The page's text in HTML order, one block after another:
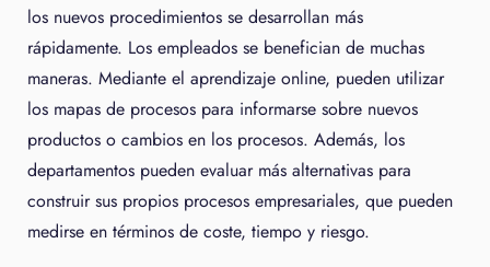
los nuevos procedimientos se desarrollan más
rápidamente. Los empleados se benefician de muchas
maneras. Mediante el aprendizaje online, pueden utilizar
los mapas de procesos para informarse sobre nuevos
productos o cambios en los procesos. Además, los
departamentos pueden evaluar más alternativas para
construir sus propios procesos empresariales, que pueden
medirse en términos de coste, tiempo y riesgo.